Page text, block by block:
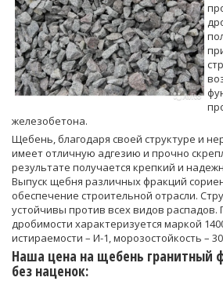
железобетона.
Щебень, благодаря своей структуре и
имеет отличную адгезию и прочно
результате получается крепкий и
Выпуск щебня различных фракций
обеспечение строительной отрасли.
устойчивы против всех видов
дробимости характеризуется маркой
истираемости – И-1, морозостойкость –
Наша цена на щебень гранитный
без наценок: